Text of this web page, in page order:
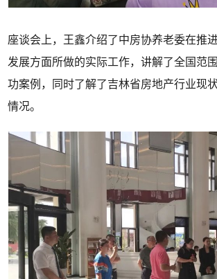
座谈会上，王鑫介绍了中房协养老委在推
发展方面所做的实际工作，讲解了全国范
功案例，同时了解了吉林省房地产行业现
情况。